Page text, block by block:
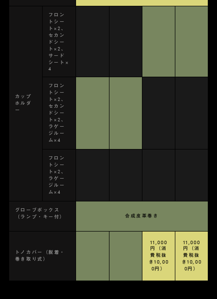
カップ
ホルダ
ー
フロン
トシー
ト×2、
セカン
ドシー
ト×2、
サード
シート×
4
フロン
トシー
ト×2、
セカン
ドシー
ト×2、
ラゲー
ジルー
ム×4
フロン
トシー
ト×2、
ラゲー
ジルー
ム×4
グローブボックス
（ランプ・キー付）
合成皮革巻き
トノカバー（脱着・
巻き取り式）
11,000
円（消
費税抜
き10,00
0円）
11,000
円（消
費税抜
き10,00
0円）